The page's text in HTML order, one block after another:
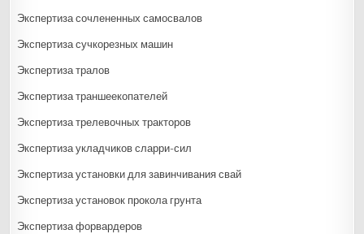
Экспертиза сочлененных самосвалов
Экспертиза сучкорезных машин
Экспертиза тралов
Экспертиза траншеекопателей
Экспертиза трелевочных тракторов
Экспертиза укладчиков сларри-сил
Экспертиза установки для завинчивания свай
Экспертиза установок прокола грунта
Экспертиза форвардеров